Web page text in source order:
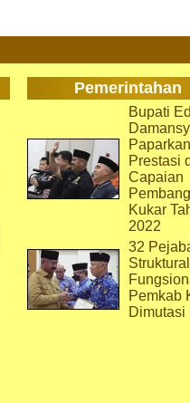
Pemerintahan
Bupati
Paparkan
Prestasi
Capaian
Kukar
2022
32
Pemkab
Dimutasi